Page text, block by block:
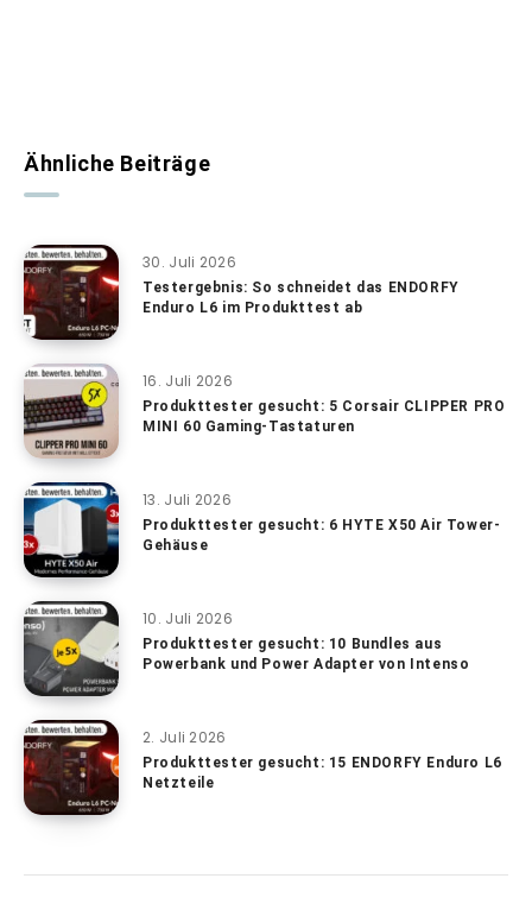
Ähnliche Beiträge
30. Juli 2026
Testergebnis: So schneidet das ENDORFY
Enduro L6 im Produkttest ab
16. Juli 2026
Produkttester gesucht: 5 Corsair CLIPPER PRO
MINI 60 Gaming-Tastaturen
13. Juli 2026
Produkttester gesucht: 6 HYTE X50 Air Tower-
Gehäuse
10. Juli 2026
Produkttester gesucht: 10 Bundles aus
Powerbank und Power Adapter von Intenso
2. Juli 2026
Produkttester gesucht: 15 ENDORFY Enduro L6
Netzteile